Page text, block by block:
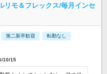
リモ＆フレックス/毎月インセ
第二新卒歓迎 転勤なし
10/15